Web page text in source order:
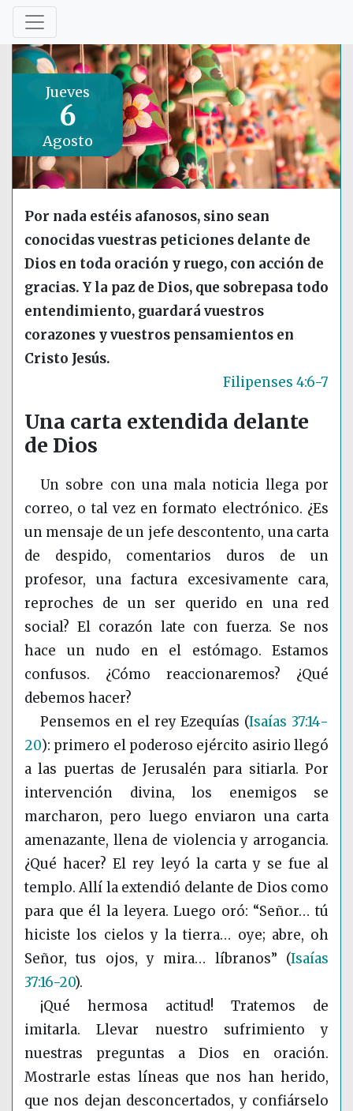
Jueves
6
Agosto
Por nada estéis afanosos, sino sean
conocidas vuestras peticiones delante de
Dios en toda oración y ruego, con acción de
gracias. Y la paz de Dios, que sobrepasa todo
entendimiento, guardará vuestros
corazones y vuestros pensamientos en
Cristo Jesús.
Filipenses 4:6-7
Una carta extendida delante
de Dios
Un sobre con una mala noticia llega por
correo, o tal vez en formato electrónico. ¿Es
un mensaje de un jefe descontento, una carta
de despido, comentarios duros de un
profesor, una factura excesivamente cara,
reproches de un ser querido en una red
social? El corazón late con fuerza. Se nos
hace un nudo en el estómago. Estamos
confusos. ¿Cómo reaccionaremos? ¿Qué
debemos hacer?
Pensemos en el rey Ezequías (Isaías 37:14-
20): primero el poderoso ejército asirio llegó
a las puertas de Jerusalén para sitiarla. Por
intervención divina, los enemigos se
marcharon, pero luego enviaron una carta
amenazante, llena de violencia y arrogancia.
¿Qué hacer? El rey leyó la carta y se fue al
templo. Allí la extendió delante de Dios como
para que él la leyera. Luego oró: “Señor… tú
hiciste los cielos y la tierra… oye; abre, oh
Señor, tus ojos, y mira… líbranos” (Isaías
37:16-20).
¡Qué hermosa actitud! Tratemos de
imitarla. Llevar nuestro sufrimiento y
nuestras preguntas a Dios en oración.
Mostrarle estas líneas que nos han herido,
que nos dejan desconcertados, y confiárselo